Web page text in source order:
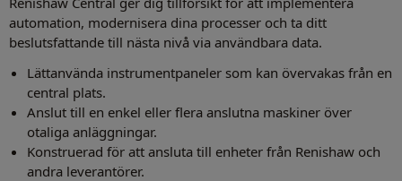
automation, modernisera dina processer och ta ditt
beslutsfattande till nästa nivå via användbara data.
Lättanvända instrumentpaneler som kan övervakas från en
central plats.
Anslut till en enkel eller flera anslutna maskiner över
otaliga anläggningar.
Konstruerad för att ansluta till enheter från Renishaw och
andra leverantörer.